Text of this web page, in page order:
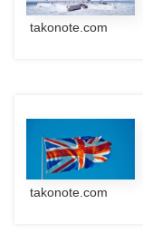
takonote.com
takonote.com